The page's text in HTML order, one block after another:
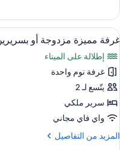
كوخ
جونيور
استعراض
جميع
صور
غرفة
مميزة
مزدوجة
أو
بسريرين
منفصلين
2
غرفة مميزة مزدوجة أو
إطلالة على الميناء
غرفة نوم واحدة
يتّسع لـ 2
سرير ملكي
واي فاي مجاني
المزيد من التفاصيل
المزيد